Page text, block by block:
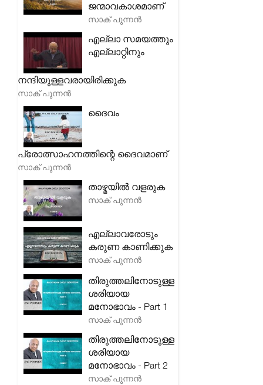
ജന്മാവകാശമാണ്
സാക് പുന്നൻ
എല്ലാ സമയത്തും
എല്ലാറ്റിനും
നന്ദിയുള്ളവരായിരിക്കുക
സാക് പുന്നൻ
ദൈവം
പ്രോത്സാഹനത്തിന്റെ ദൈവമാണ്
സാക് പുന്നൻ
താഴ്മയിൽ വളരുക
സാക് പുന്നൻ
എല്ലാവരോടും
കരുണ കാണിക്കുക
സാക് പുന്നൻ
തിരുത്തലിനോടുള്ള
ശരിയായ
മനോഭാവം - Part 1
സാക് പുന്നൻ
തിരുത്തലിനോടുള്ള
ശരിയായ
മനോഭാവം - Part 2
സാക് പുന്നൻ